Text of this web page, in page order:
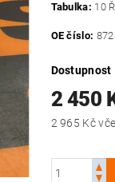
Tabulka: 10
OE číslo:
Dostupnost
2 450
2